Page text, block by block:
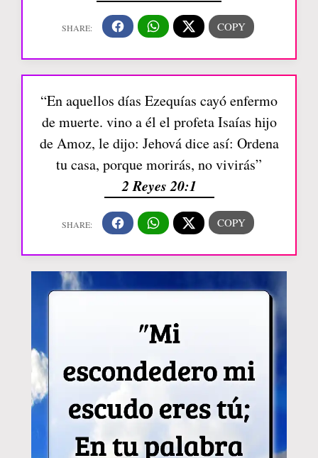
“En aquellos días Ezequías cayó enfermo
de muerte. vino a él el profeta Isaías hijo
de Amoz, le dijo: Jehová dice así: Ordena
tu casa, porque morirás, no vivirás”
2 Reyes 20:1